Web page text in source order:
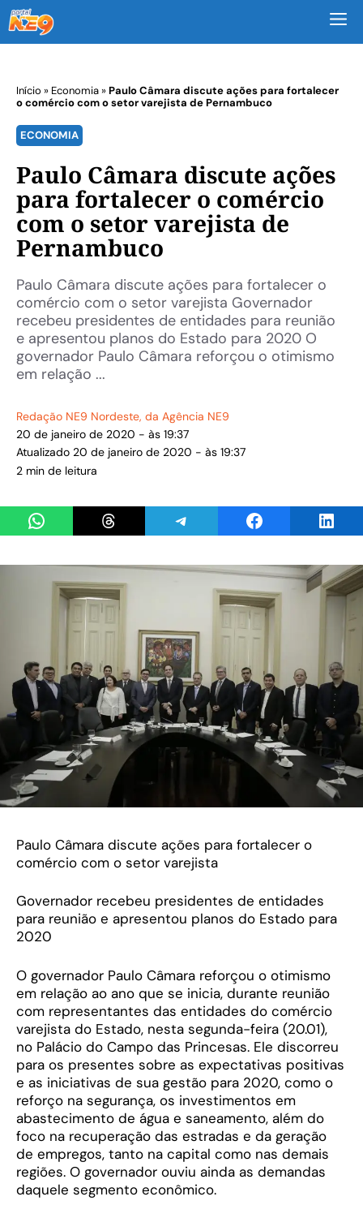
Início » Economia»Paulo Câmara discute ações para fortalecer
o comércio com o setor varejista de Pernambuco
ECONOMIA
Paulo Câmara discute ações
para fortalecer o comércio
com o setor varejista de
Pernambuco
Paulo Câmara discute ações para fortalecer o
comércio com o setor varejista Governador
recebeu presidentes de entidades para reunião
e apresentou planos do Estado para 2020 O
governador Paulo Câmara reforçou o otimismo
em relação ...
Redação NE9 Nordeste, da Agência NE9
20 de janeiro de 2020 - às 19:37
Atualizado 20 de janeiro de 2020 - às 19:37
2 min de leitura
Share on WhatsAppShare on ThreadsShare on TelegramShare on Facebook
Paulo Câmara discute ações para fortalecer o
comércio com o setor varejista
Governador recebeu presidentes de entidades
para reunião e apresentou planos do Estado para
2020
O governador Paulo Câmara reforçou o otimismo
em relação ao ano que se inicia, durante reunião
com representantes das entidades do comércio
varejista do Estado, nesta segunda-feira (20.01),
no Palácio do Campo das Princesas. Ele discorreu
para os presentes sobre as expectativas positivas
e as iniciativas de sua gestão para 2020, como o
reforço na segurança, os investimentos em
abastecimento de água e saneamento, além do
foco na recuperação das estradas e da geração
de empregos, tanto na capital como nas demais
regiões. O governador ouviu ainda as demandas
daquele segmento econômico.